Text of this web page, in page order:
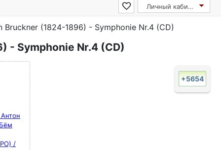
Личный кабинет
Bruckner (1824-1896) - Symphonie Nr.4 (CD)
- Symphonie Nr.4 (CD)
/
+5654